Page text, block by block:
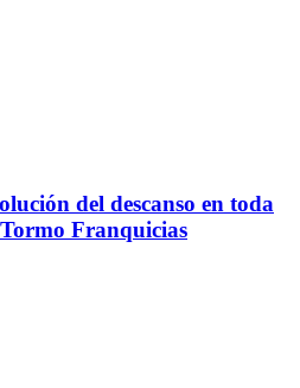
del descanso en toda
Franquicias